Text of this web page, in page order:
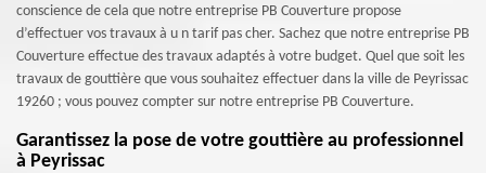
conscience de cela que notre entreprise PB Couverture propose
d’effectuer vos travaux à u n tarif pas cher. Sachez que notre entreprise PB
Couverture effectue des travaux adaptés à votre budget. Quel que soit les
travaux de gouttière que vous souhaitez effectuer dans la ville de Peyrissac
19260 ; vous pouvez compter sur notre entreprise PB Couverture.
Garantissez la pose de votre gouttière au professionnel
à Peyrissac